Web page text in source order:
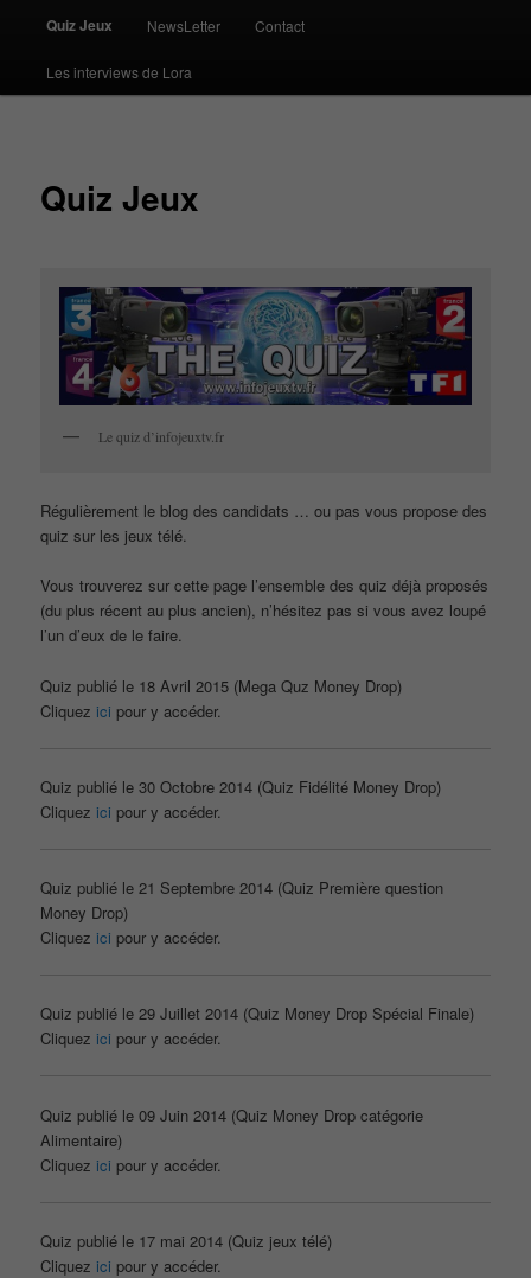
Quiz Jeux NewsLetter Contact
Les interviews de Lora
Quiz Jeux
Le quiz d’infojeuxtv.fr
Régulièrement le blog des candidats … ou pas vous propose des
quiz sur les jeux télé.
Vous trouverez sur cette page l’ensemble des quiz déjà proposés
(du plus récent au plus ancien), n’hésitez pas si vous avez loupé
l’un d’eux de le faire.
Quiz publié le 18 Avril 2015 (Mega Quz Money Drop)
Cliquez icipour y accéder.
Quiz publié le 30 Octobre 2014 (Quiz Fidélité Money Drop)
Cliquez icipour y accéder.
Quiz publié le 21 Septembre 2014 (Quiz Première question
Money Drop)
Cliquez icipour y accéder.
Quiz publié le 29 Juillet 2014 (Quiz Money Drop Spécial Finale)
Cliquez icipour y accéder.
Quiz publié le 09 Juin 2014 (Quiz Money Drop catégorie
Alimentaire)
Cliquez icipour y accéder.
Quiz publié le 17 mai 2014 (Quiz jeux télé)
Cliquez icipour y accéder.